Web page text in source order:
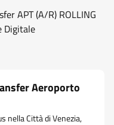
APT (A/R) ROLLING
Digitale
Aeroporto
nella Città di Venezia,